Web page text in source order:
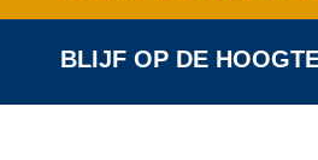
BLIJF OP DE